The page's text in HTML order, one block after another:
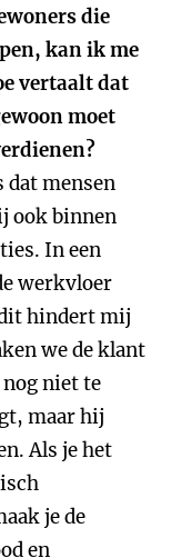
die
kan ik me
vertaalt dat
moet
dat mensen
ook binnen
In een
werkvloer
hindert mij
we de klant
niet te
maar hij
Als je het
je de
en